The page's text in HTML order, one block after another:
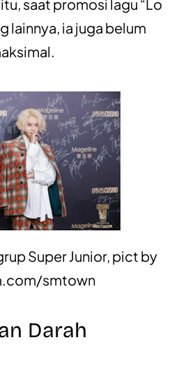
saat promosi lagu “Lo
lainnya, ia juga belum
Super Junior, pict by
smtown
Darah